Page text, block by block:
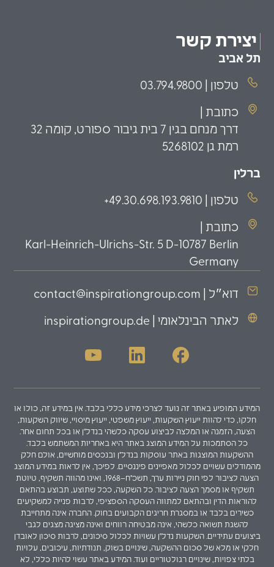
יצירת קשר
תל אביב
טלפון | 03.794.9800
כתובת |
דרך מנחם בגין 7 בית גיבור ספורט, קומה 32
רמת גן 5268102
ברלין
טלפון | 49.30.698.193.9810+
כתובת |
Karl-Heinrich-Ulrichs-Str. 5 D-10787 Berlin
Germany
דוא״ל | contact@inspirationgroup.com
לאתר הבינלאומי | inspirationgroup.de
המידע המופיע באתר זה נועד לצרכי מידע כללי בלבד. אין במידע זה, כולו או
חלקו, כדי להוות ייעוץ השקעות, ייעוץ משפטי, ייעוץ מיסויי, שיווק השקעות,
הצעה, הזמנה או המלצה לביצוע עסקה כלשהי בנדל"ן או בכל תחום אחר.
כל הסתמכות על המידע המוצג באתר היא באחריות המשתמש בלבד.
ההשקעות המוצגות באתר עוסקות בנדל"ן ובנכסים מוחשיים, אולם חלק
מהמודלים עשויים לכלול מאפיינים פיננסיים. לפיכך, אין לראות במידע המוצג
הצעה לציבור לפי חוק ניירות ערך, תשכ"ח–1968, ואינו מהווה תשקיף, טיוטת
תשקיף או מסמך הצעה לציבור. כל השקעה, ככל שתוצע, תבוצע בהתאם
להוראות הדין ובהתאם למתווה העסקה הספציפי, לרבות פנייה למשקיעים
כשירים בלבד או במסגרת חריגים הקבועים בחוק. החברה אינה מתחייבת
להשגת תשואה כלשהי, אינה מבטיחה רווחים ואינה מציגה מצגים לגבי
ביצועים עתידיים. השקעות נדל"ן עשויות לכלול סיכונים, לרבות סיכון לאובדן
חלקי או מלא של סכום ההשקעה, שינויים בשוק, תנודתיות, עיכובים, עלויות
בלתי צפויות, שינויים רגולטוריים ועוד. המידע באתר עשוי להיות כללי, לא